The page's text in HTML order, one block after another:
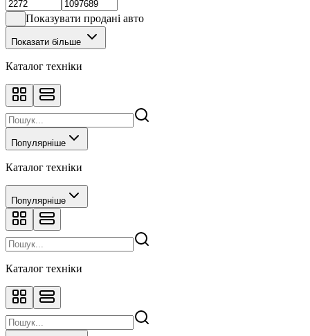
Показувати продані авто
Показати більше
Каталог техніки
Популярніше
Каталог техніки
Популярніше
Каталог техніки